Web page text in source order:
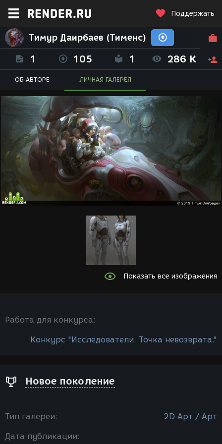
Поддержать
Тимур Даирбаев (Тименс)
1 105 1 286 K
ОБ АВТОРЕ ЛИЧНАЯ ГАЛЕРЕЯ
Показать все изображения
Работа для конкурса:
Конкурс "Исследователи. Точка невозврата."
Новое поколение
Тип галереи: 2D Арт / Арт
Дата публикации: